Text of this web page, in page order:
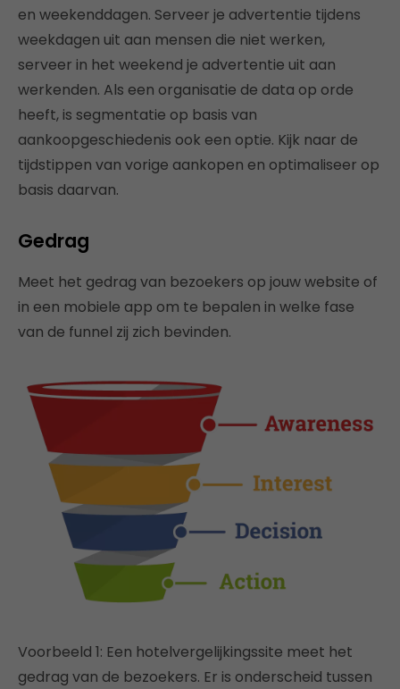
en weekenddagen. Serveer je advertentie tijdens
weekdagen uit aan mensen die niet werken,
serveer in het weekend je advertentie uit aan
werkenden. Als een organisatie de data op orde
heeft, is segmentatie op basis van
aankoopgeschiedenis ook een optie. Kijk naar de
tijdstippen van vorige aankopen en optimaliseer op
basis daarvan.
Gedrag
Meet het gedrag van bezoekers op jouw website of
in een mobiele app om te bepalen in welke fase
van de funnel zij zich bevinden.
Voorbeeld 1: Een hotelvergelijkingssite meet het
gedrag van de bezoekers. Er is onderscheid tussen